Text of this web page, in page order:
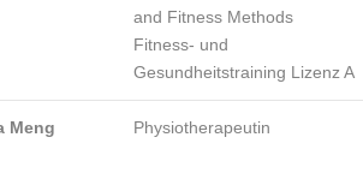
and Fitness Methods
Fitness- und
Gesundheitstraining Lizenz A
Meng Physiotherapeutin